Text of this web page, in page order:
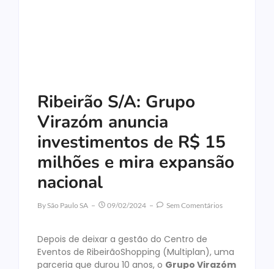
Ribeirão S/A: Grupo
Virazóm anuncia
investimentos de R$ 15
milhões e mira expansão
nacional
BySão Paulo SA 09/02/2024 Sem Comentários
Depois de deixar a gestão do Centro de
Eventos de RibeirãoShopping (Multiplan), uma
parceria que durou 10 anos, o Grupo Virazóm